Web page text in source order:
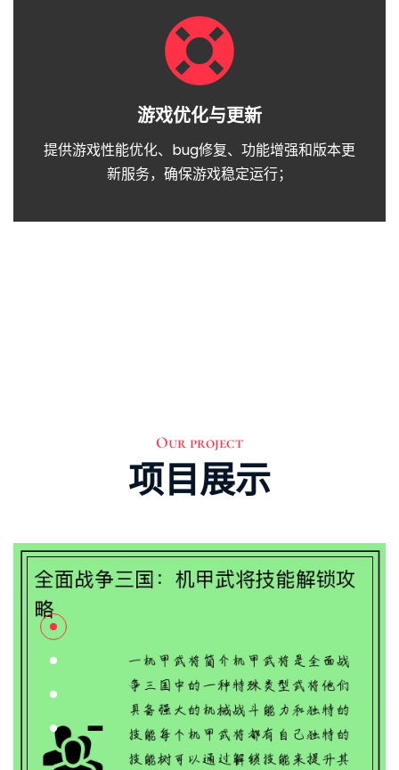
游戏优化与更新
提供游戏性能优化、bug修复、功能增强和版本更
新服务，确保游戏稳定运行；
Our project
项目展示
戏中，获得技能是玩家们提升自己实力的关键。本文将从随
机8-20个方面详细阐述如何快速获得技能...
三国志11多功能修改器的介绍 三国志11多功能修改器是一款为
玩家提供更多游戏乐趣的工具。它可以修改游戏中的各种参
数，例如金钱、资源、技能等，让玩家能够更加自由地探索
游戏世界。本文将详细介绍三国志11多...
魔兽黑暗帝国：装备升级之路
魔兽黑暗帝国装备如何升级 一、装备升级的重要性 装备在魔
兽黑暗帝国中扮演着至关重要的角色。通过升级装备，玩家
可以提升自己的战斗力，更好地应对游戏中的挑战。装备升